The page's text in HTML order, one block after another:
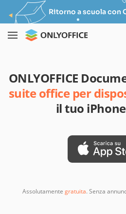
Ritorno a scuola con
ONLYOFFICE
suite office per
il tuo
Assolutamente gratuita. Senza